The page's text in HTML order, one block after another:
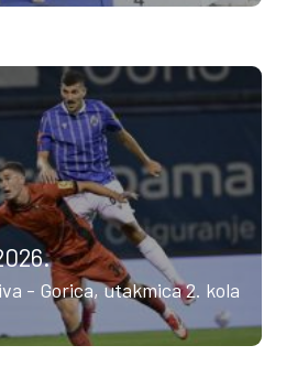
- Gorica, utakmica 2. kola